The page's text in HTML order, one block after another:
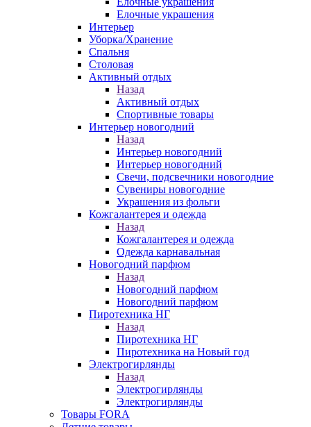
Елочные украшения
Интерьер
Уборка/Хранение
Спальня
Столовая
Активный отдых
Назад
Активный отдых
Спортивные товары
Интерьер новогодний
Назад
Интерьер новогодний
Интерьер новогодний
Свечи, подсвечники новогодние
Сувениры новогодние
Украшения из фольги
Кожгалантерея и одежда
Назад
Кожгалантерея и одежда
Одежда карнавальная
Новогодний парфюм
Назад
Новогодний парфюм
Новогодний парфюм
Пиротехника НГ
Назад
Пиротехника НГ
Пиротехника на Новый год
Электрогирлянды
Назад
Электрогирлянды
Электрогирлянды
Товары FORA